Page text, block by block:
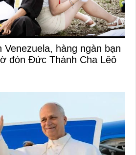
Venezuela, hàng ngàn bạn
đón Đức Thánh Cha Lêô